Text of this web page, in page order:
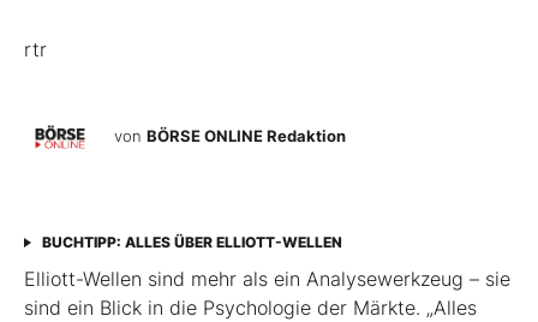
rtr
von BÖRSE ONLINE Redaktion
BUCHTIPP: ALLES ÜBER ELLIOTT-WELLEN
Elliott-Wellen sind mehr als ein Analysewerkzeug – sie
sind ein Blick in die Psychologie der Märkte. „Alles